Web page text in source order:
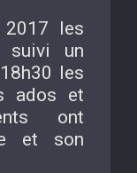
2017 les
suivi un
les
ados et
ont
et son